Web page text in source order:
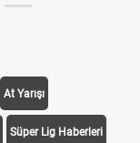
At Yarışı
Süper Lig Haberleri